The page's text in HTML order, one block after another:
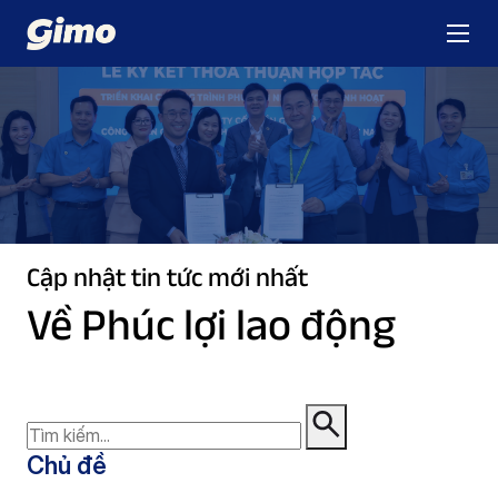
Cập nhật tin tức mới nhất
Về Phúc lợi lao động
Chủ đề